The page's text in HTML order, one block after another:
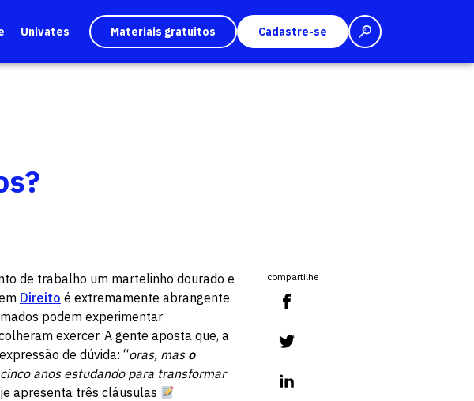
Univates Materiais gratuitos Cadastre-se
de trabalho um martelinho dourado e
Direito é extremamente abrangente.
podem experimentar
exercer. A gente aposta que, a
de dúvida: “oras, mas o
anos estudando para transformar
apresenta três cláusulas
compartilhe